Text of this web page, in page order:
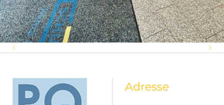
Ein würdiger
Jahresabschluss in
besonderem Rahmen
Neuer Impuls an der
Spitze von Schuster Klima
Lüftung
Sommer-Familienfest bei
Schuster Klima Lüftung
Adresse